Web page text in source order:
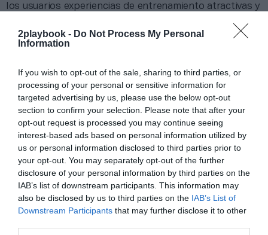
2playbook - Do Not Process My Personal
Information
If you wish to opt-out of the sale, sharing to third parties, or
processing of your personal or sensitive information for
targeted advertising by us, please use the below opt-out
section to confirm your selection. Please note that after your
opt-out request is processed you may continue seeing
interest-based ads based on personal information utilized by
us or personal information disclosed to third parties prior to
your opt-out. You may separately opt-out of the further
disclosure of your personal information by third parties on the
IAB’s list of downstream participants. This information may
also be disclosed by us to third parties on the IAB’s List of
Downstream Participants that may further disclose it to other
los usuarios experiencias de entrenamiento atractivas y
objetivos individuales.
Los centros GO fit ofrecerán una experiencia
parámetros físicos y cognitivos de cada usuario y
prescribir programas personalizados gracias a la
inteligencia artificial, Biocircuit, el circuito de productos
de fuerza y ​​cardio basado en IA que se adapta
automáticamente al tamaño y la carga de trabajo de
cada usuario individual y Mywellness Enterprise que
integra todos los servicios del ecosistema Technogym:
desde el acceso a los equipos, hasta la entrega del
programa, hasta el seguimiento.
¿Quieres saber más de la industria del fitness?
especializada en fitness y escuchando elpodcast, en el